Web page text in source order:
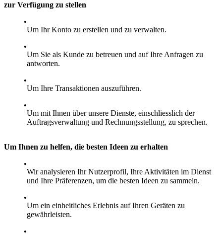
zur Verfügung zu stellen
Um Ihr Konto zu erstellen und zu verwalten.
Um Sie als Kunde zu betreuen und auf Ihre Anfragen zu
antworten.
Um Ihre Transaktionen auszuführen.
Um mit Ihnen über unsere Dienste, einschliesslich der
Auftragsverwaltung und Rechnungsstellung, zu sprechen.
Um Ihnen zu helfen, die besten Ideen zu erhalten
Wir analysieren Ihr Nutzerprofil, Ihre Aktivitäten im Dienst
und Ihre Präferenzen, um die besten Ideen zu sammeln.
Um ein einheitliches Erlebnis auf Ihren Geräten zu
gewährleisten.